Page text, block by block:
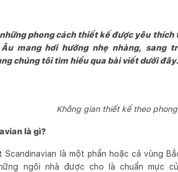
phong cách thiết kế được yêu
mang hơi hướng nhẹ nhàng,
chúng tôi tìm hiểu qua bài viết dưới đây.
Không gian thiết kế theo
là gì?
Scandinavian là một phần hoặc cả vùng
ngôi nhà được cho là chuẩn mực